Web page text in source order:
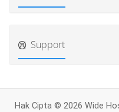
Support
Hak Cipta © 2026 Wide